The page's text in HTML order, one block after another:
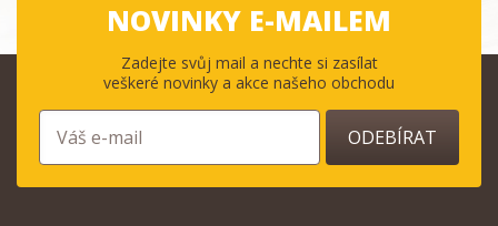
NOVINKY E-MAILEM
Zadejte svůj mail a nechte si zasílat
veškeré novinky a akce našeho obchodu
ODEBÍRAT